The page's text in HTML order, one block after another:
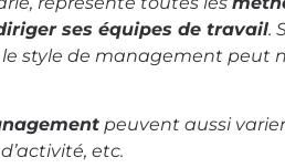
ses équipes de travail.
style de management peut
peuvent aussi
etc.